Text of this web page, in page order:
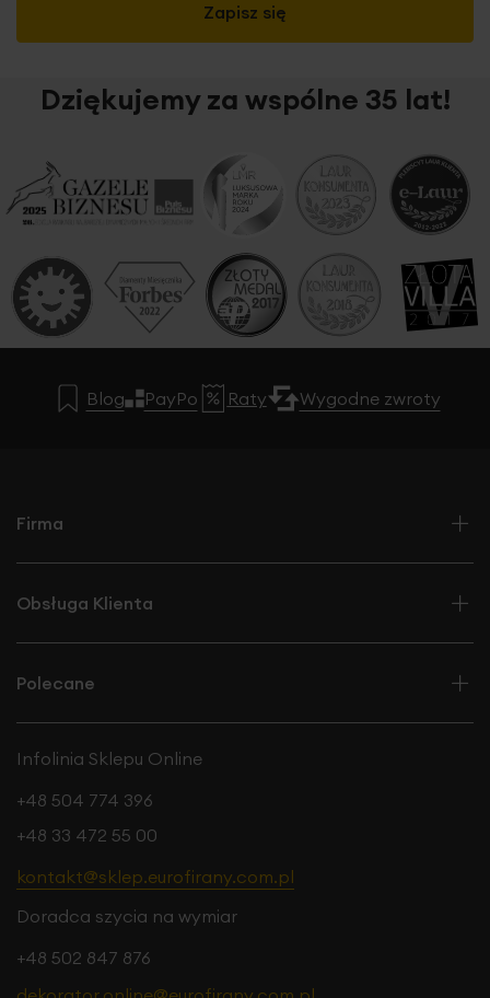
Zapisz się
Dziękujemy za wspólne 35 lat!
Blog PayPo Raty Wygodne zwroty
Firma
Obsługa Klienta
Polecane
Infolinia Sklepu Online
+48 504 774 396
+48 33 472 55 00
kontakt@sklep.eurofirany.com.pl
Doradca szycia na wymiar
+48 502 847 876